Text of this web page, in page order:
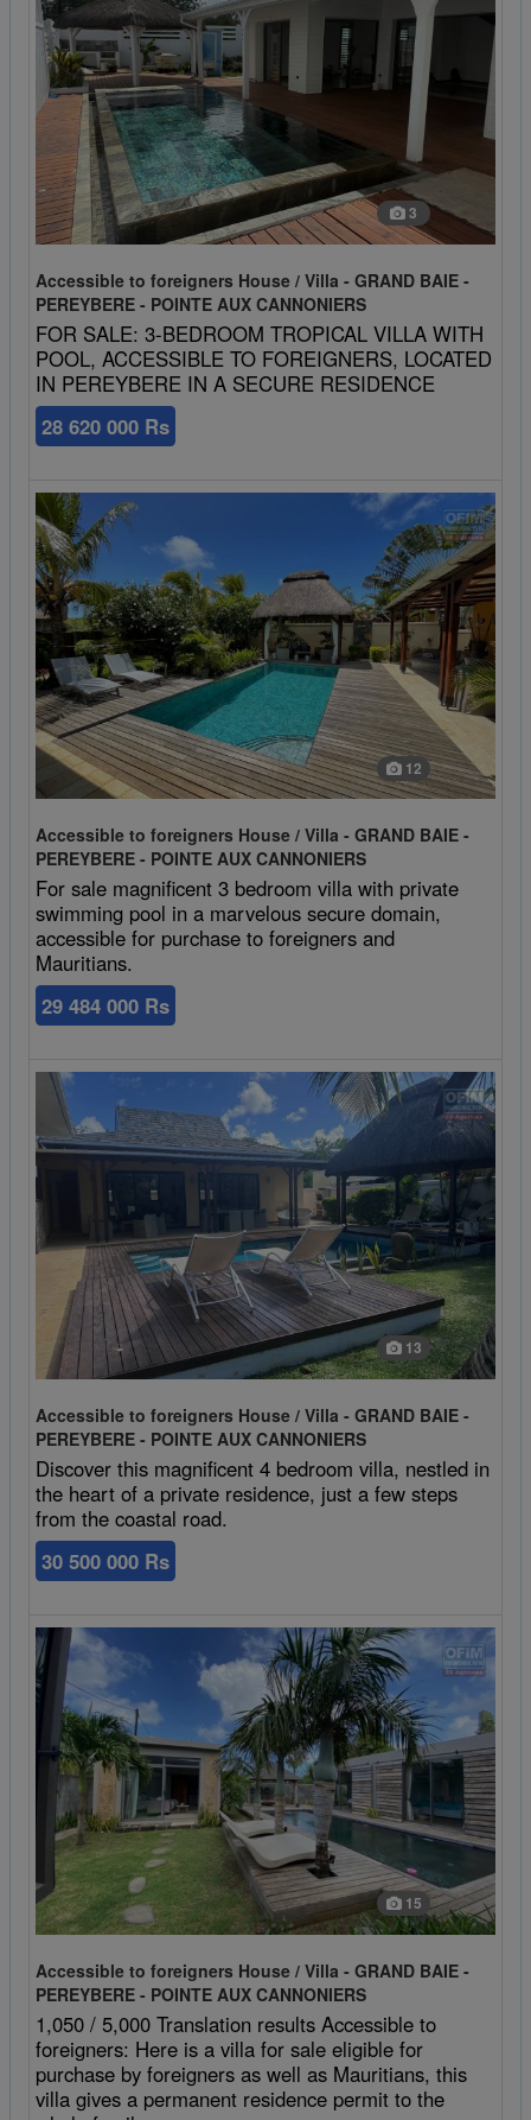
3
Accessible to foreigners House / Villa - GRAND BAIE -
PEREYBERE - POINTE AUX CANNONIERS
FOR SALE: 3-BEDROOM TROPICAL VILLA WITH
POOL, ACCESSIBLE TO FOREIGNERS, LOCATED
IN PEREYBERE IN A SECURE RESIDENCE
28 620 000 Rs
12
Accessible to foreigners House / Villa - GRAND BAIE -
PEREYBERE - POINTE AUX CANNONIERS
For sale magnificent 3 bedroom villa with private
swimming pool in a marvelous secure domain,
accessible for purchase to foreigners and
Mauritians.
29 484 000 Rs
13
Accessible to foreigners House / Villa - GRAND BAIE -
PEREYBERE - POINTE AUX CANNONIERS
Discover this magnificent 4 bedroom villa, nestled in
the heart of a private residence, just a few steps
from the coastal road.
30 500 000 Rs
15
Accessible to foreigners House / Villa - GRAND BAIE -
PEREYBERE - POINTE AUX CANNONIERS
1,050 / 5,000 Translation results Accessible to
foreigners: Here is a villa for sale eligible for
purchase by foreigners as well as Mauritians, this
villa gives a permanent residence permit to the